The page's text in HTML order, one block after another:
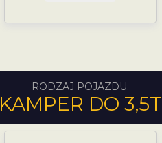
RODZAJ POJAZDU:
KAMPER DO 3,5T